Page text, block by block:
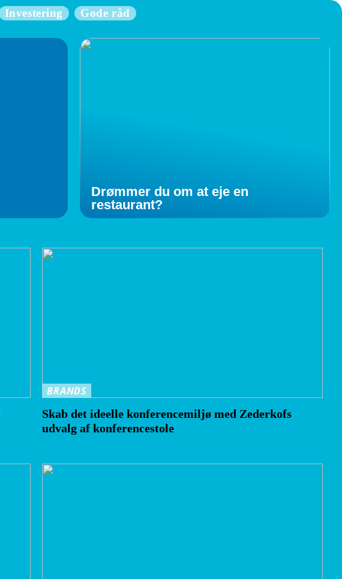
Investering Gode råd
Drømmer du om at eje en
restaurant?
BRANDS
Skab det ideelle konferencemiljø med Zederkofs
udvalg af konferencestole